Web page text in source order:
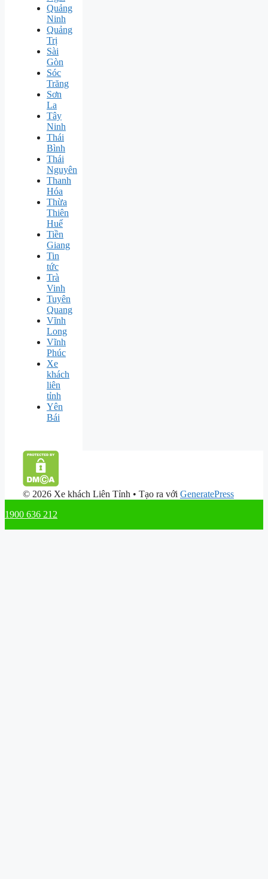
Quảng
Ninh
Quảng
Trị
Sài
Gòn
Sóc
Trăng
Sơn
La
Tây
Ninh
Thái
Bình
Thái
Nguyên
Thanh
Hóa
Thừa
Thiên
Huế
Tiền
Giang
Tin
tức
Trà
Vinh
Tuyên
Quang
Vĩnh
Long
Vĩnh
Phúc
Xe
khách
liên
tỉnh
Yên
Bái
© 2026 Xe khách Liên Tỉnh • Tạo ra với GeneratePress
1900 636 212